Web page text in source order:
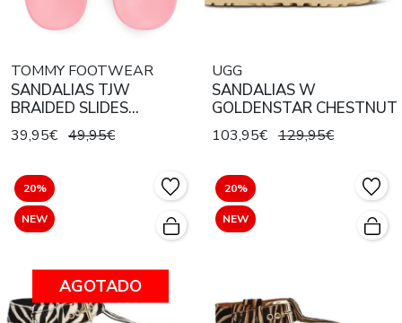
TOMMY FOOTWEAR
SANDALIAS TJW
BRAIDED SLIDES
ENCHANTED PINK
39,95€ 49,95€
UGG
SANDALIAS W
GOLDENSTAR CHESTNUT
103,95€ 129,95€
20%
NEW
AGOTADO
20%
NEW